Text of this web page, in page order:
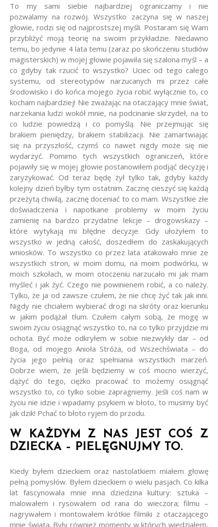
To my sami siebie najbardziej ograniczamy i nie
pozwalamy na rozwój. Wszystko zaczyna się w naszej
głowie, rodzi się od najprostszej myśli. Postaram się Wam
przybliżyć moją teorię na swoim przykładzie. Niedawno
temu, bo jedynie 4 lata temu (zaraz po skończeniu studiów
magisterskich) w mojej głowie pojawiła się szalona myśl – a
co gdyby tak rzucić to wszystko? Uciec od tego całego
systemu, od stereotypów narzucanych mi przez całe
środowisko i do końca mojego życia robić wyłącznie to, co
kocham najbardziej! Nie zważając na otaczający mnie świat,
narzekania ludzi wokół mnie, na podcinanie skrzydeł, na to
co ludzie powiedzą i co pomyślą. Nie przejmując się
brakiem pieniędzy, brakiem stabilizacji. Nie zamartwiając
się na przyszłość, czymś co nawet nigdy może się nie
wydarzyć. Pomimo tych wszystkich ograniczeń, które
pojawiły się w mojej głowie postanowiłem podjąć decyzję i
zaryzykować. Od teraz będę żył tylko tak, gdyby każdy
kolejny dzień byłby tym ostatnim. Zacznę cieszyć się każdą
przeżytą chwilą, zacznę doceniać to co mam. Wszystkie złe
doświadczenia i napotkane problemy w moim życiu
zamienię na bardzo przydatne lekcje – drogowskazy –
które wytykają mi błędne decyzje. Gdy ułożyłem to
wszystko w jedną całość, doszedłem do zaskakujących
wniosków. To wszystko co przez lata atakowało mnie ze
wszystkich stron, w moim domu, na moim podwórku, w
moich szkołach, w moim otoczeniu narzucało mi jak mam
myśleć i jak żyć. Czego nie powinienem robić, a co należy.
Tylko, że ja od zawsze czułem, że nie chcę żyć tak jak inni.
Nigdy nie chciałem wybierać drogi na skróty oraz kierunku
w jakim podążał tłum. Czułem całym sobą, że mogę w
swoim życiu osiągnąć wszystko to, na co tylko przyjdzie mi
ochota. Być może odkryłem w sobie niezwykły dar – od
Boga, od mojego Anioła Stróża, od Wszechświata – do
życia jego pełnią oraz spełniania wszystkich marzeń.
Dobrze wiem, że jeśli będziemy w coś mocno wierzyć,
dążyć do tego, ciężko pracować to możemy osiągnąć
wszystko to, co tylko sobie zapragniemy. Jeśli coś nam w
życiu nie idzie i wpadamy psykiem w błoto, to musimy być
jak dzik! Pchać to błoto ryjem do przodu.
W KAŻDYM Z NAS JEST COŚ Z
DZIECKA – PIELĘGNUJMY TO.
Kiedy byłem dzieckiem oraz nastolatkiem miałem głowę
pełną pomysłów. Byłem dzieckiem o wielu pasjach. Co kilka
lat fascynowała mnie inna dziedzina kultury: sztuka –
malowałem i rysowałem od rana do wieczora; filmu –
nagrywałem i montowałem krótkie filmiki z otaczającego
mnie świata. Były również momenty w których wiedziałem,